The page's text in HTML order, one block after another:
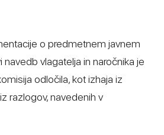
o predmetnem javnem
navedb vlagatelja in naročnika je
odločila, kot izhaja iz
razlogov, navedenih v